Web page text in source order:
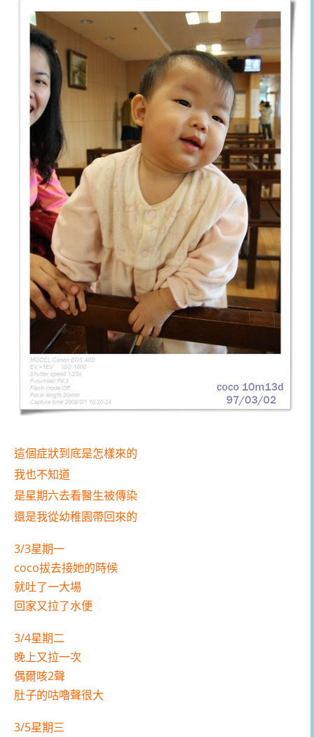
這個症狀到底是怎樣來的
我也不知道
是星期六去看醫生被傳染
還是我從幼稚園帶回來的
3/3星期一
coco拔去接她的時候
就吐了一大場
回家又拉了水便
3/4星期二
晚上又拉一次
偶爾咳2聲
肚子的咕嚕聲很大
3/5星期三